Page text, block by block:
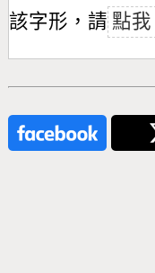
該字形，請 點我